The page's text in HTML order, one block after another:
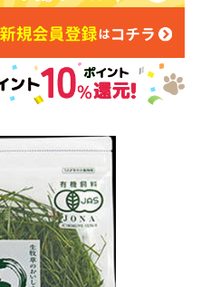
キャットフード
服・おさんぽ用品
リビング雑貨
シニアサポート